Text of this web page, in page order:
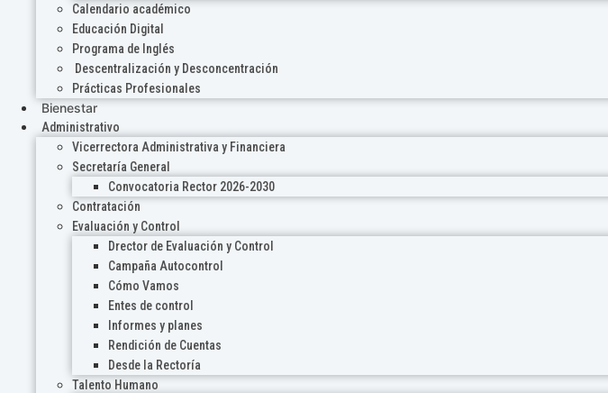
Calendario académico
Educación Digital
Programa de Inglés
Descentralización y Desconcentración
Prácticas Profesionales
Bienestar
Administrativo
Vicerrectora Administrativa y Financiera
Secretaría General
Convocatoria Rector 2026-2030
Contratación
Evaluación y Control
Drector de Evaluación y Control
Campaña Autocontrol
Cómo Vamos
Entes de control
Informes y planes
Rendición de Cuentas
Desde la Rectoría
Talento Humano